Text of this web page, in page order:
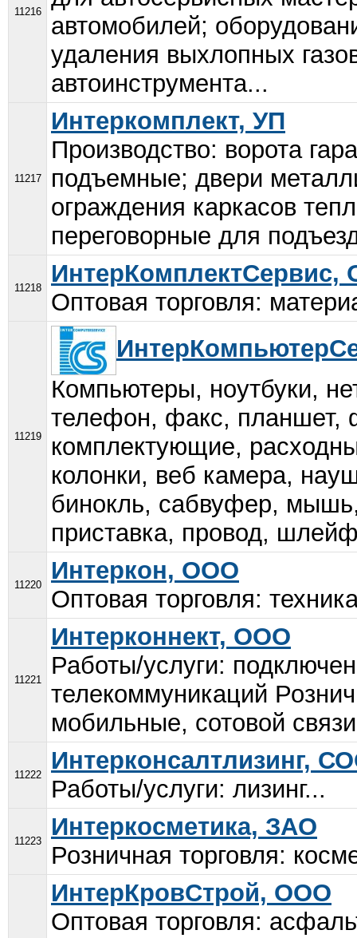
11216
автомобилей;
удаления выхлопных
автоинструмента...
11217
Интеркомплект, УП
Производство: ворота
подъемные; двери
ограждения каркасов
переговорные для
11218
ИнтерКомплектСервис,
Оптовая торговля:
11219
Компьютеры, ноутбуки,
телефон, факс, планшет,
комплектующие,
колонки, веб камера,
бинокль, сабвуфер,
приставка, провод,
11220
Интеркон, ООО
Оптовая торговля:
11221
Интерконнект, ООО
Работы/услуги:
телекоммуникаций
мобильные, сотовой
11222
Интерконсалтлизинг,
Работы/услуги: лизинг...
11223
Интеркосметика, ЗАО
Розничная торговля:
ИнтерКровСтрой, ООО
Оптовая торговля: